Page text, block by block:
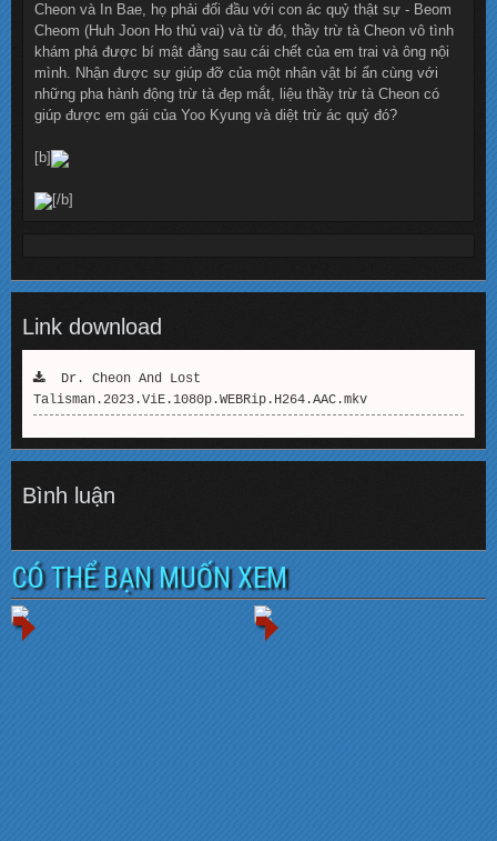
Cheon và In Bae, họ phải đối đầu với con ác quỷ thật sự - Beom
Cheom (Huh Joon Ho thủ vai) và từ đó, thầy trừ tà Cheon vô tình
khám phá được bí mật đằng sau cái chết của em trai và ông nội
mình. Nhận được sự giúp đỡ của một nhân vật bí ẩn cùng với
những pha hành động trừ tà đẹp mắt, liệu thầy trừ tà Cheon có
giúp được em gái của Yoo Kyung và diệt trừ ác quỷ đó?
[b]
[/b]
Link download
Dr. Cheon And Lost
Talisman.2023.ViE.1080p.WEBRip.H264.AAC.mkv
Bình luận
CÓ THỂ BẠN MUỐN XEM